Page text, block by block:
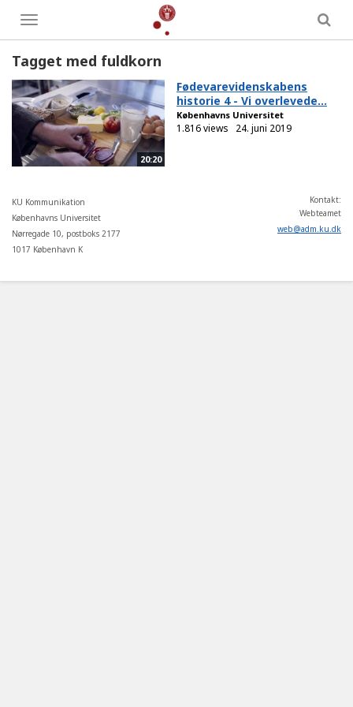
Toggle
menu
Tagget med fuldkorn
20:20
Fødevarevidenskabens
historie 4 - Vi overlevede...
Københavns Universitet
1.816 views 24. juni 2019
KU Kommunikation
Københavns Universitet
Nørregade 10, postboks 2177
1017 København K
Kontakt:
Webteamet
web@adm.ku.dk